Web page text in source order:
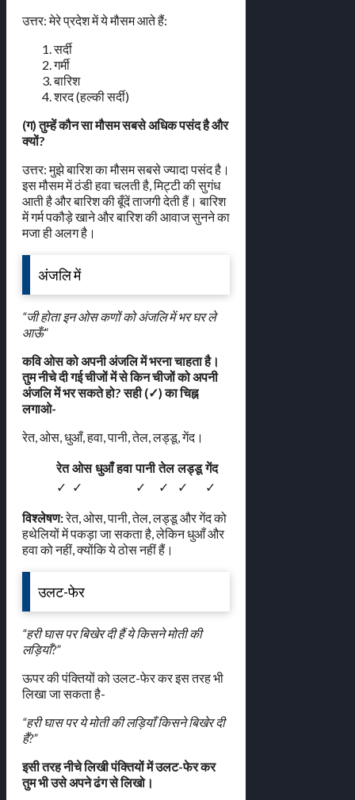
उत्तर: मेरे प्रदेश में ये मौसम आते हैं:
सर्दी
गर्मी
बारिश
शरद (हल्की सर्दी)
(ग) तुम्हें कौन सा मौसम सबसे अधिक पसंद है और
क्यों?
उत्तर: मुझे बारिश का मौसम सबसे ज्यादा पसंद है।
इस मौसम में ठंडी हवा चलती है, मिट्टी की सुगंध
आती है और बारिश की बूँदें ताजगी देती हैं। बारिश
में गर्म पकौड़े खाने और बारिश की आवाज सुनने का
मजा ही अलग है।
अंजलि में
“जी होता इन ओस कणों को अंजलि में भर घर ले
आऊँ”
कवि ओस को अपनी अंजलि में भरना चाहता है।
तुम नीचे दी गई चीजों में से किन चीजों को अपनी
अंजलि में भर सकते हो? सही (✓) का चिह्न
लगाओ-
रेत, ओस, धुआँ, हवा, पानी, तेल, लड्डू, गेंद।
रेत ओस धुआँ हवा पानी तेल लड्डू गेंद
✓ ✓ ✓ ✓ ✓ ✓
विश्लेषण:रेत, ओस, पानी, तेल, लड्डू और गेंद को
हथेलियों में पकड़ा जा सकता है, लेकिन धुआँ और
हवा को नहीं, क्योंकि ये ठोस नहीं हैं।
उलट-फेर
“हरी घास पर बिखेर दी हैं ये किसने मोती की
लड़ियाँ?”
ऊपर की पंक्तियों को उलट-फेर कर इस तरह भी
लिखा जा सकता है-
“हरी घास पर ये मोती की लड़ियाँ किसने बिखेर दी
हैं?”
इसी तरह नीचे लिखी पंक्तियों में उलट-फेर कर
तुम भी उसे अपने ढंग से लिखो।